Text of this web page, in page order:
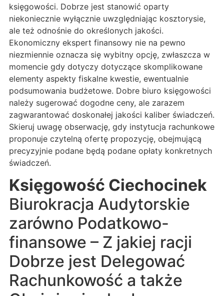
księgowości. Dobrze jest stanowić oparty
niekoniecznie wyłącznie uwzględniając kosztorysie,
ale też odnośnie do określonych jakości.
Ekonomiczny ekspert finansowy nie na pewno
niezmiennie oznacza się wybitny opcję, zwłaszcza w
momencie gdy dotyczy dotyczące skomplikowane
elementy aspekty fiskalne kwestie, ewentualnie
podsumowania budżetowe. Dobre biuro księgowości
należy sugerować dogodne ceny, ale zarazem
zagwarantować doskonałej jakości kaliber świadczeń.
Skieruj uwagę obserwację, gdy instytucja rachunkowe
proponuje czytelną ofertę propozycję, obejmującą
precyzyjnie podane będą podane opłaty konkretnych
świadczeń.
Księgowość Ciechocinek
Biurokracja Audytorskie
zarówno Podatkowo-
finansowe – Z jakiej racji
Dobrze jest Delegować
Rachunkowość a także